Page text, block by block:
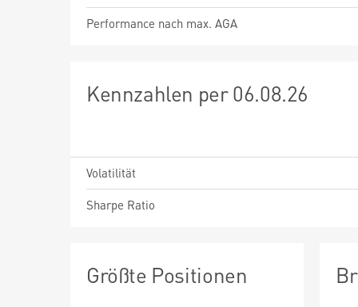
Performance nach max. AGA
Kennzahlen per 06.08.26
Volatilität
Sharpe Ratio
Größte Positionen